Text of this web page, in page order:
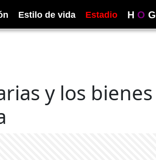
Estilo de vida Estadio H O G
y los bienes